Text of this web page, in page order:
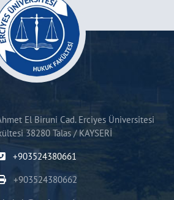
El Biruni Cad. Erciyes Üniversitesi
38280 Talas / KAYSERİ
+903524380661
+903524380662